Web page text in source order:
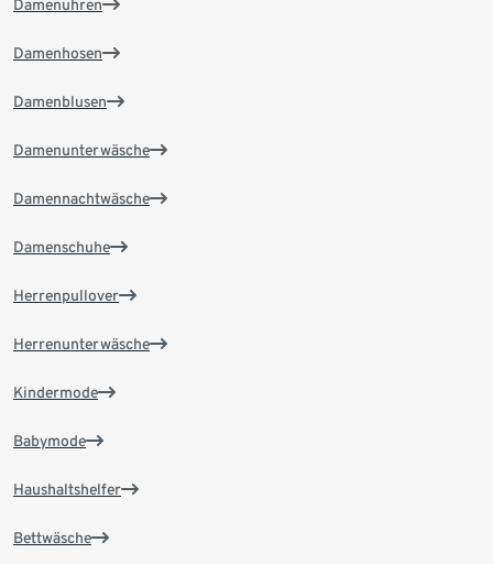
Damenuhren
Damenhosen
Damenblusen
Damenunterwäsche
Damennachtwäsche
Damenschuhe
Herrenpullover
Herrenunterwäsche
Kindermode
Babymode
Haushaltshelfer
Bettwäsche